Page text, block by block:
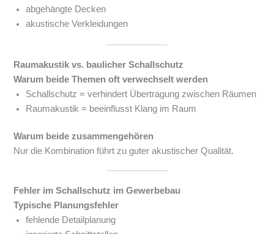
abgehängte Decken
akustische Verkleidungen
Raumakustik vs. baulicher Schallschutz
Warum beide Themen oft verwechselt werden
Schallschutz = verhindert Übertragung zwischen Räumen
Raumakustik = beeinflusst Klang im Raum
Warum beide zusammengehören
Nur die Kombination führt zu guter akustischer Qualität.
Fehler im Schallschutz im Gewerbebau
Typische Planungsfehler
fehlende Detailplanung